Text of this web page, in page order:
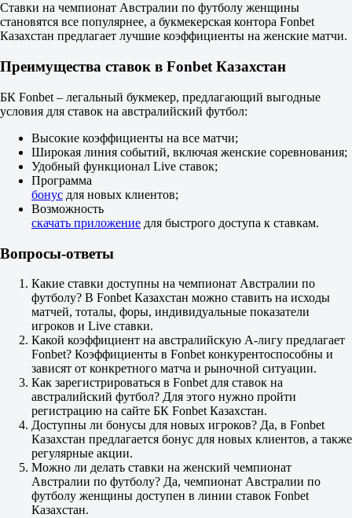
1.75
Нет
1.95
Б
0.5
1.62
ИТ 2
8.50
Сент-Джордж Сити
Рокдейл Илинден
Сегодня в 12:15
3.55
1.20
1.43
Ставки на чемпионат Австралии по футболу женщины
становятся все популярнее, а букмекерская контора Fonbet
Казахстан предлагает лучшие коэффициенты на женские матчи.
Преимущества ставок в Fonbet Казахстан
БК Fonbet – легальный букмекер, предлагающий выгодные
условия для ставок на австралийский футбол:
Высокие коэффициенты на все матчи;
Широкая линия событий, включая женские соревнования;
Удобный функционал Live ставок;
Программа
бонус для новых клиентов;
Возможность
скачать приложение для быстрого доступа к ставкам.
Вопросы-ответы
Какие ставки доступны на чемпионат Австралии по
футболу? В Fonbet Казахстан можно ставить на исходы
матчей, тоталы, форы, индивидуальные показатели
игроков и Live ставки.
Какой коэффициент на австралийскую А-лигу предлагает
Fonbet? Коэффициенты в Fonbet конкурентоспособны и
зависят от конкретного матча и рыночной ситуации.
Как зарегистрироваться в Fonbet для ставок на
австралийский футбол? Для этого нужно пройти
регистрацию на сайте БК Fonbet Казахстан.
Доступны ли бонусы для новых игроков? Да, в Fonbet
Казахстан предлагается бонус для новых клиентов, а также
регулярные акции.
Можно ли делать ставки на женский чемпионат
Австралии по футболу? Да, чемпионат Австралии по
футболу женщины доступен в линии ставок Fonbet
Казахстан.